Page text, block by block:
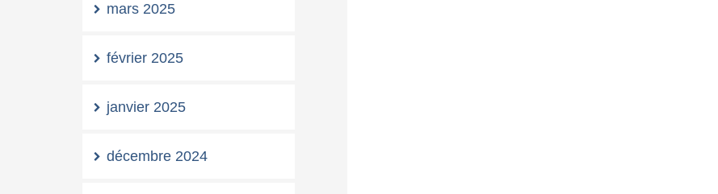
mars 2025
février 2025
janvier 2025
décembre 2024